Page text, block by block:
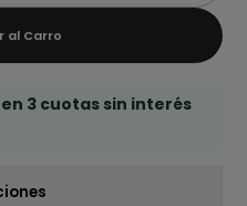
al Carro
3 cuotas sin interés